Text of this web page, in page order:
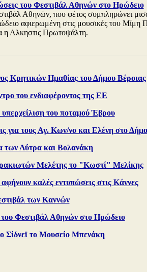
του Φεστιβάλ Αθηνών στο Ηρώδειο
Αθηνών, που φέτος συμπληρώνει
αφιερωμένη στις μουσικές του Μίμη
η Αλκηστις Πρωτοψάλτη.
Ημαθίας του Δήμου Βέροιας
του ενδιαφέροντος της ΕΕ
του ποταμού Έβρου
για τους Αγ. Κων/νο και Ελένη στο
των Λύτρα και Βολανάκη
Μελέτης το "Κωστί" Μελίκης
καλές εντυπώσεις στις Κάννες
των Καννών
Φεστιβάλ Αθηνών στο Ηρώδειο
Σίδνεϊ το Μουσείο Μπενάκη